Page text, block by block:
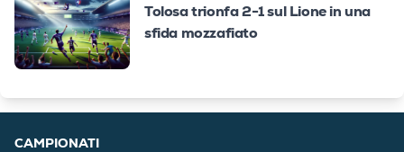
Tolosa trionfa 2-1 sul Lione in una
sfida mozzafiato
CAMPIONATI